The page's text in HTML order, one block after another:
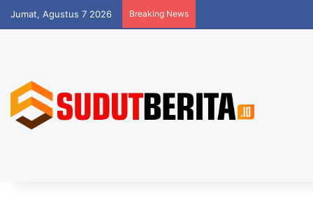
Jumat, Agustus 7 2026 Breaking News